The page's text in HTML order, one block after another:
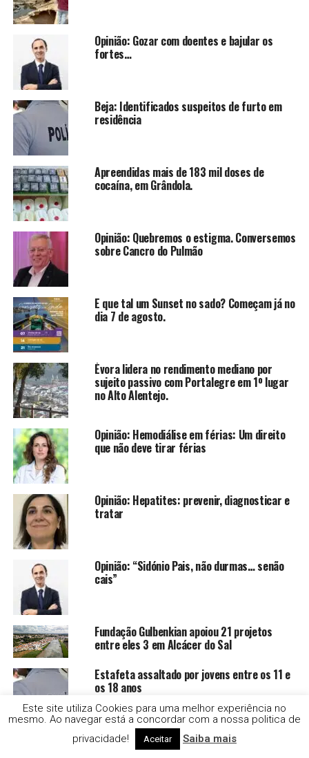
Opinião: Gozar com doentes e bajular os
fortes…
Beja: Identificados suspeitos de furto em
residência
Apreendidas mais de 183 mil doses de
cocaína, em Grândola.
Opinião: Quebremos o estigma. Conversemos
sobre Cancro do Pulmão
E que tal um Sunset no sado? Começam já no
dia 7 de agosto.
Évora lidera no rendimento mediano por
sujeito passivo com Portalegre em 1º lugar
no Alto Alentejo.
Opinião: Hemodiálise em férias: Um direito
que não deve tirar férias
Opinião: Hepatites: prevenir, diagnosticar e
tratar
Opinião: “Sidónio Pais, não durmas… senão
cais”
Fundação Gulbenkian apoiou 21 projetos
entre eles 3 em Alcácer do Sal
Estafeta assaltado por jovens entre os 11 e
os 18 anos
Droga e alcool no Festival Músicas do Mundo,
Este site utiliza Cookies para uma melhor experiência no
mesmo. Ao navegar está a concordar com a nossa politica de
privacidade!
Aceitar Saiba mais